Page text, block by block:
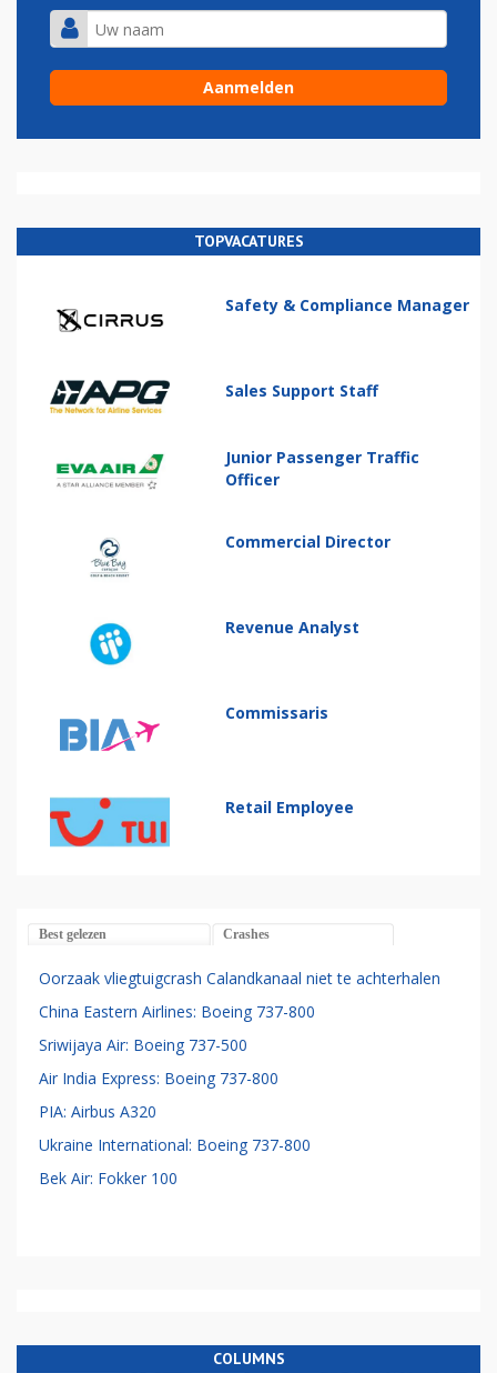
TOPVACATURES
Safety & Compliance Manager
Sales Support Staff
Junior Passenger Traffic
Officer
Commercial Director
Revenue Analyst
Commissaris
Retail Employee
Best gelezen Crashes
Oorzaak vliegtuigcrash Calandkanaal niet te achterhalen
China Eastern Airlines: Boeing 737-800
Sriwijaya Air: Boeing 737-500
Air India Express: Boeing 737-800
PIA: Airbus A320
Ukraine International: Boeing 737-800
Bek Air: Fokker 100
COLUMNS